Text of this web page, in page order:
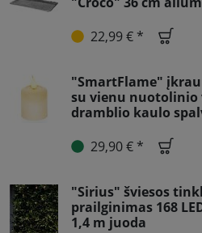
22,99 € *
"SmartFlame"
su vienu
dramblio kaulo
29,90 € *
"Sirius" šviesos
prailginimas 168
1,4 m juoda